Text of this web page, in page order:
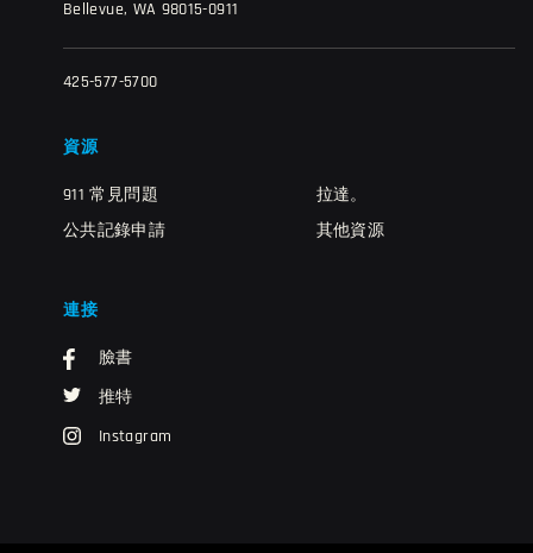
Bellevue, WA 98015-0911
425-577-5700
資源
911 常見問題
公共記錄申請
拉達。
其他資源
連接
臉書
推特
Instagram